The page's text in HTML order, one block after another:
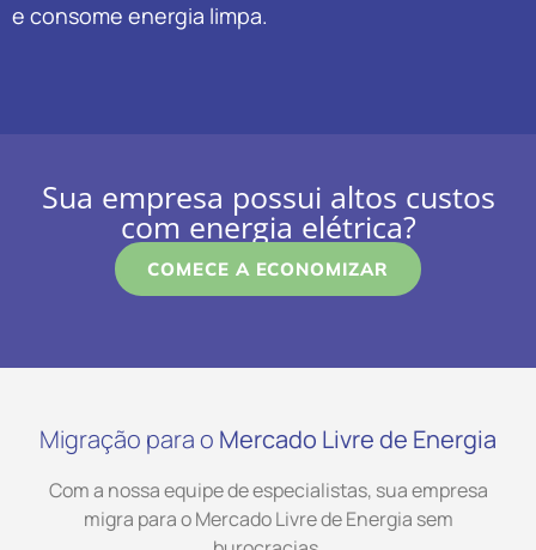
e consome energia limpa.
Sua empresa possui altos custos
com energia elétrica?
COMECE A ECONOMIZAR
Migração para o Mercado Livre de Energia
Com a nossa equipe de especialistas, sua empresa
migra para o Mercado Livre de Energia sem